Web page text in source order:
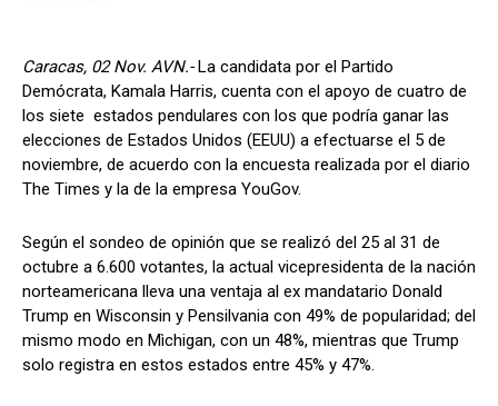
Caracas, 02 Nov. AVN.-La candidata por el Partido
Demócrata, Kamala Harris, cuenta con el apoyo de cuatro de
los siete estados pendulares con los que podría ganar las
elecciones de Estados Unidos (EEUU) a efectuarse el 5 de
noviembre, de acuerdo con la encuesta realizada por el diario
The Times y la de la empresa YouGov.
Según el sondeo de opinión que se realizó del 25 al 31 de
octubre a 6.600 votantes, la actual vicepresidenta de la nación
norteamericana lleva una ventaja al ex mandatario Donald
Trump en Wisconsin y Pensilvania con 49% de popularidad; del
mismo modo en Mìchigan, con un 48%, mientras que Trump
solo registra en estos estados entre 45% y 47%.